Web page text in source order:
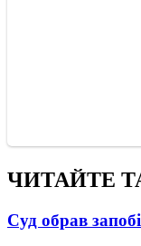
ЧИТАЙТЕ
Суд обрав